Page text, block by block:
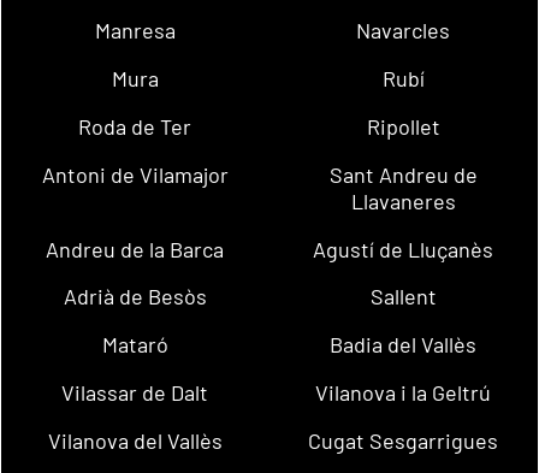
Manresa
Navarcles
Mura
Rubí
Roda de Ter
Ripollet
Antoni de Vilamajor
Sant Andreu de
Llavaneres
Andreu de la Barca
Agustí de Lluçanès
Adrià de Besòs
Sallent
Mataró
Badia del Vallès
Vilassar de Dalt
Vilanova i la Geltrú
Vilanova del Vallès
Cugat Sesgarrigues